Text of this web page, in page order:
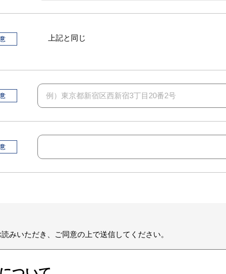
上記と同じ
例）東京都新宿区西新宿3丁目20番2号
みいただき、ご同意の上で送信してください。